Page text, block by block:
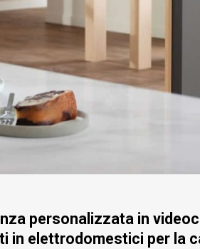
personalizzata in
in elettrodomestici per la